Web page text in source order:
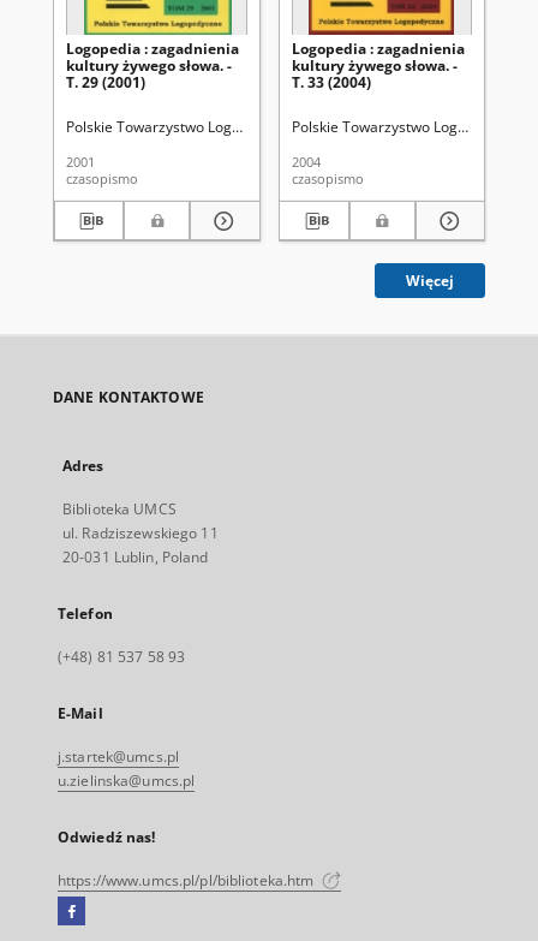
Logopedia : zagadnienia
kultury żywego słowa. -
T. 29 (2001)
Polskie Towarzystwo Logopedyczne Grabias, Stanisław (1942- ). Red.
2001
czasopismo
Logopedia : zagadnienia
kultury żywego słowa. -
T. 33 (2004)
Polskie Towarzystwo Logopedyczne
2004
czasopismo
Więcej
DANE KONTAKTOWE
Adres
Biblioteka UMCS
ul. Radziszewskiego 11
20-031 Lublin, Poland
Telefon
(+48) 81 537 58 93
E-Mail
j.startek@umcs.pl
u.zielinska@umcs.pl
Odwiedź nas!
https://www.umcs.pl/pl/biblioteka.htm
Facebook